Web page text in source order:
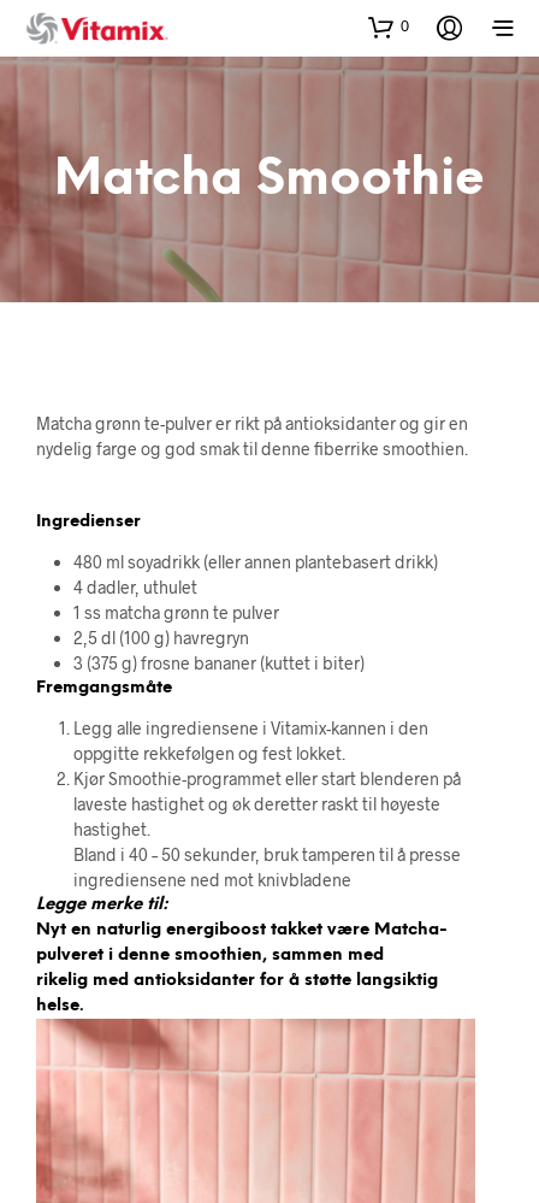
0
Matcha Smoothie
Matcha grønn te-pulver er rikt på antioksidanter og gir en
nydelig farge og god smak til denne fiberrike smoothien.
Ingredienser
480 ml soyadrikk (eller annen plantebasert drikk)
4 dadler, uthulet
1 ss matcha grønn te pulver
2,5 dl (100 g) havregryn
3 (375 g) frosne bananer (kuttet i biter)
Fremgangsmåte
Legg alle ingrediensene i Vitamix-kannen i den
oppgitte rekkefølgen og fest lokket.
Kjør Smoothie-programmet eller start blenderen på
laveste hastighet og øk deretter raskt til høyeste
hastighet.
Bland i 40 – 50 sekunder, bruk tamperen til å presse
ingrediensene ned mot knivbladene
Legge merke til:
Nyt en naturlig energiboost takket være Matcha-
pulveret i denne smoothien, sammen med
rikelig med antioksidanter for å støtte langsiktig
helse.